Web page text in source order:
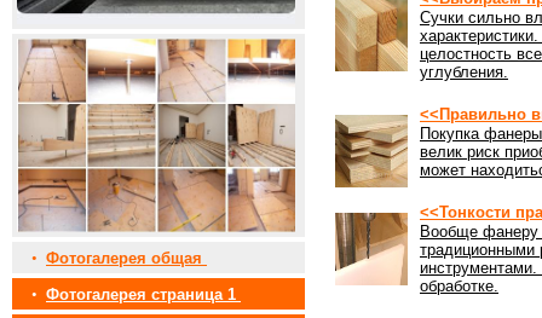
• Фотогалерея общая
• Фотогалерея страница 1
Сучки сильно
целостность
углубления.
<<Правильно
Покупка
велик риск
может
<<Тонкости
Вообще фанеру
традиционными
обработке.